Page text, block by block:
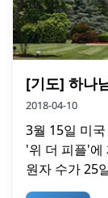
[기도] 하나
2018-04-10
3월 15일 미
'위 더 피플'에
원자 수가 25